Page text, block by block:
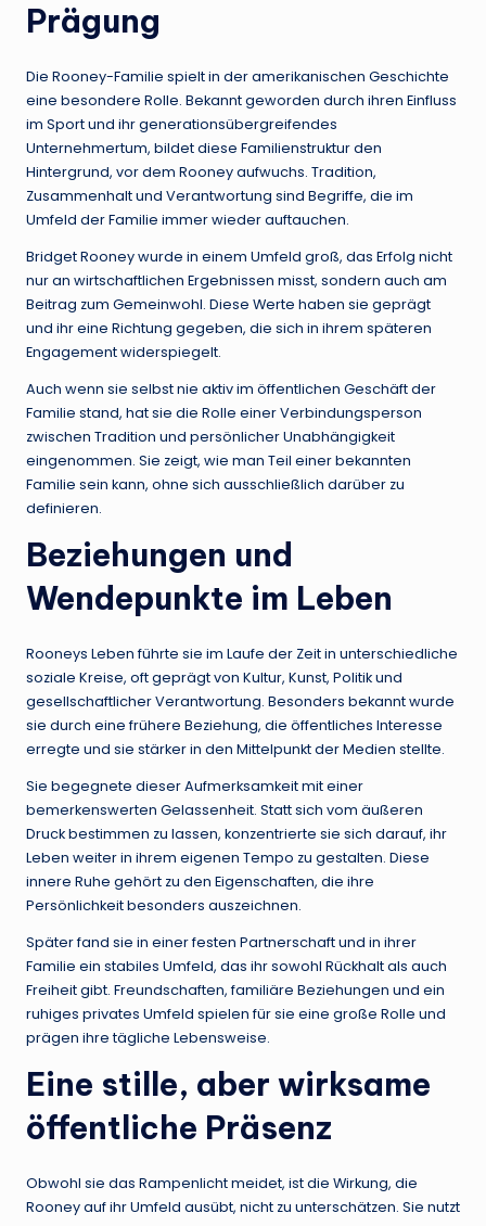
Prägung
Die Rooney-Familie spielt in der amerikanischen Geschichte
eine besondere Rolle. Bekannt geworden durch ihren Einfluss
im Sport und ihr generationsübergreifendes
Unternehmertum, bildet diese Familienstruktur den
Hintergrund, vor dem Rooney aufwuchs. Tradition,
Zusammenhalt und Verantwortung sind Begriffe, die im
Umfeld der Familie immer wieder auftauchen.
Bridget Rooney wurde in einem Umfeld groß, das Erfolg nicht
nur an wirtschaftlichen Ergebnissen misst, sondern auch am
Beitrag zum Gemeinwohl. Diese Werte haben sie geprägt
und ihr eine Richtung gegeben, die sich in ihrem späteren
Engagement widerspiegelt.
Auch wenn sie selbst nie aktiv im öffentlichen Geschäft der
Familie stand, hat sie die Rolle einer Verbindungsperson
zwischen Tradition und persönlicher Unabhängigkeit
eingenommen. Sie zeigt, wie man Teil einer bekannten
Familie sein kann, ohne sich ausschließlich darüber zu
definieren.
Beziehungen und
Wendepunkte im Leben
Rooneys Leben führte sie im Laufe der Zeit in unterschiedliche
soziale Kreise, oft geprägt von Kultur, Kunst, Politik und
gesellschaftlicher Verantwortung. Besonders bekannt wurde
sie durch eine frühere Beziehung, die öffentliches Interesse
erregte und sie stärker in den Mittelpunkt der Medien stellte.
Sie begegnete dieser Aufmerksamkeit mit einer
bemerkenswerten Gelassenheit. Statt sich vom äußeren
Druck bestimmen zu lassen, konzentrierte sie sich darauf, ihr
Leben weiter in ihrem eigenen Tempo zu gestalten. Diese
innere Ruhe gehört zu den Eigenschaften, die ihre
Persönlichkeit besonders auszeichnen.
Später fand sie in einer festen Partnerschaft und in ihrer
Familie ein stabiles Umfeld, das ihr sowohl Rückhalt als auch
Freiheit gibt. Freundschaften, familiäre Beziehungen und ein
ruhiges privates Umfeld spielen für sie eine große Rolle und
prägen ihre tägliche Lebensweise.
Eine stille, aber wirksame
öffentliche Präsenz
Obwohl sie das Rampenlicht meidet, ist die Wirkung, die
Rooney auf ihr Umfeld ausübt, nicht zu unterschätzen. Sie nutzt